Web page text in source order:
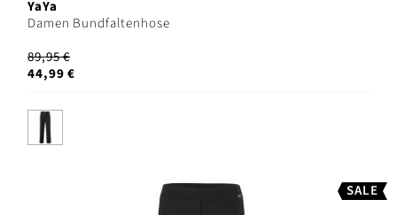
YaYa
Damen Bundfaltenhose
89,95 €
44,99 €
SALE